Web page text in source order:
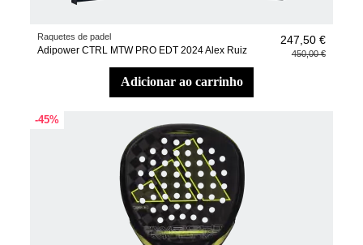
Raquetes de padel
Adipower CTRL MTW PRO EDT 2024 Alex Ruiz
247,50 €
450,00 €
adicionar ao carrinho
-45%